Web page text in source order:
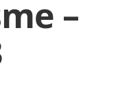
–